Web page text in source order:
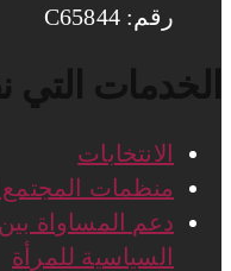
رقم: C65844
الخدمات التي
الانتخابات
منظمات المجتمع
دعم المساواة
السياسية للمرأة